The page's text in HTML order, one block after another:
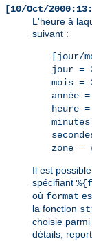
[10/Oct/
L'heure à
suivant :
[jour/
jour =
mois
année
heure
zone
Il est
spécifiant
où format
la fonction
choisie
détails,